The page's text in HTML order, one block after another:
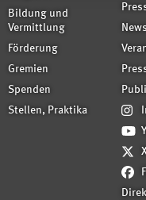
Bildung und
Vermittlung
Förderung
Gremien
Spenden
Stellen, Praktika